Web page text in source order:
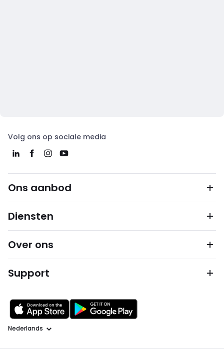
Volg ons op sociale media
Ons aanbod
Diensten
Over ons
Support
Taal